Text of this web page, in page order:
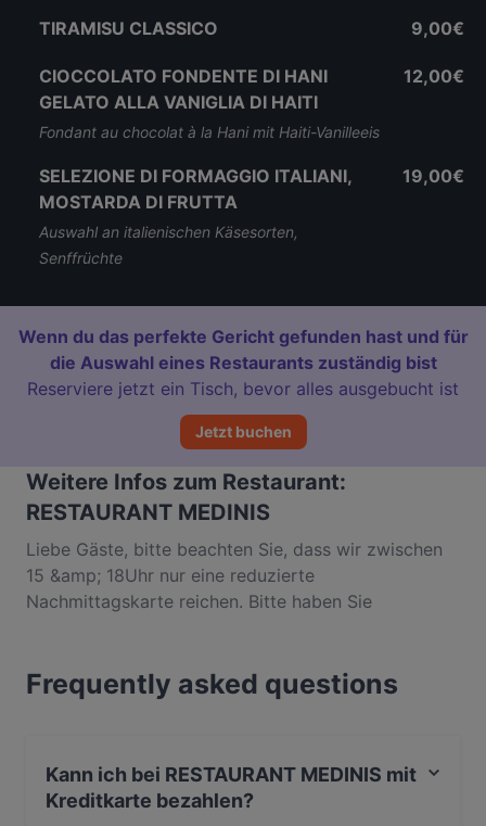
TIRAMISU CLASSICO 9,00€
CIOCCOLATO FONDENTE DI HANI
GELATO ALLA VANIGLIA DI HAITI
Fondant au chocolat à la Hani mit Haiti-Vanilleeis
12,00€
SELEZIONE DI FORMAGGIO ITALIANI,
MOSTARDA DI FRUTTA
Auswahl an italienischen Käsesorten,
Senffrüchte
19,00€
Wenn du das perfekte Gericht gefunden hast und für
die Auswahl eines Restaurants zuständig bist
Reserviere jetzt ein Tisch, bevor alles ausgebucht ist
Jetzt buchen
Weitere Infos zum Restaurant:
RESTAURANT MEDINIS
Liebe Gäste, bitte beachten Sie, dass wir zwischen
15 &amp; 18Uhr nur eine reduzierte
Nachmittagskarte reichen. Bitte haben Sie
begrenzt ist. In Heiligendamm an der Ostsee
begeistert das RESTAURANT MEDINIS seine Gäste
Zutaten, die allesamt vom Gut Vorder Bollhagen
bezogen werden, feine Spezialitäten wie etwa
Frequently asked questions
Kann ich bei RESTAURANT MEDINIS mit
Kreditkarte bezahlen?